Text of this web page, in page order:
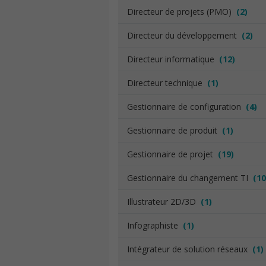
Directeur de projets (PMO) (2)
Directeur du développement (2)
Directeur informatique (12)
Directeur technique (1)
Gestionnaire de configuration (4)
Gestionnaire de produit (1)
Gestionnaire de projet (19)
Gestionnaire du changement TI
Illustrateur 2D/3D (1)
Infographiste (1)
Intégrateur de solution réseaux (1)